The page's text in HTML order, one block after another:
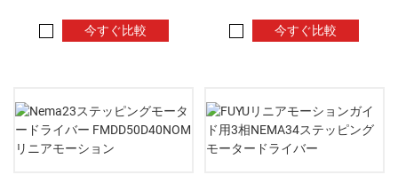
今すぐ比較 今すぐ比較